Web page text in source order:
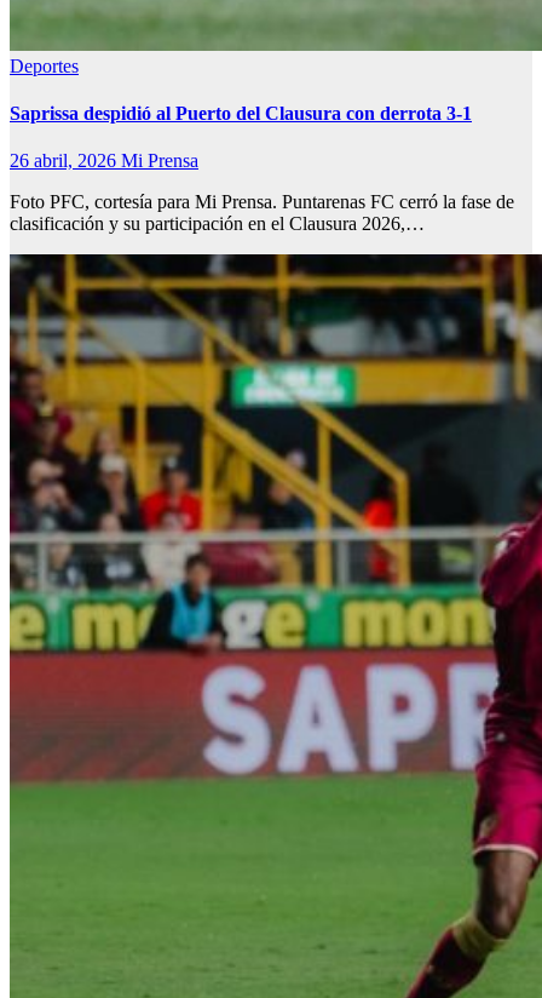
Deportes
Saprissa despidió al Puerto del Clausura con derrota 3-1
26 abril, 2026 Mi Prensa
Foto PFC, cortesía para Mi Prensa. Puntarenas FC cerró la fase de
clasificación y su participación en el Clausura 2026,…